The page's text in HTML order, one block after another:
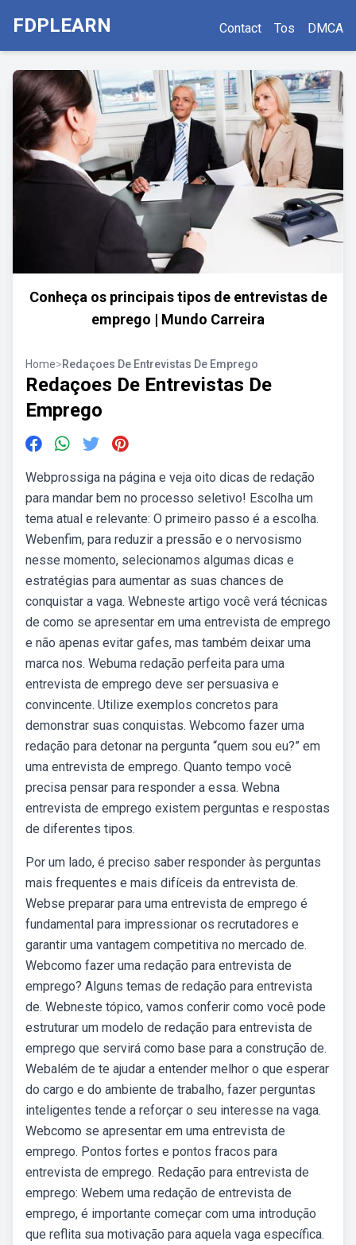
FDPLEARN Contact Tos DMCA
Conheça os principais tipos de entrevistas de
emprego | Mundo Carreira
Home>Redaçoes De Entrevistas De Emprego
Redaçoes De Entrevistas De
Emprego
Webprossiga na página e veja oito dicas de redação
para mandar bem no processo seletivo! Escolha um
tema atual e relevante: O primeiro passo é a escolha.
Webenfim, para reduzir a pressão e o nervosismo
nesse momento, selecionamos algumas dicas e
estratégias para aumentar as suas chances de
conquistar a vaga. Webneste artigo você verá técnicas
de como se apresentar em uma entrevista de emprego
e não apenas evitar gafes, mas também deixar uma
marca nos. Webuma redação perfeita para uma
entrevista de emprego deve ser persuasiva e
convincente. Utilize exemplos concretos para
demonstrar suas conquistas. Webcomo fazer uma
redação para detonar na pergunta “quem sou eu?” em
uma entrevista de emprego. Quanto tempo você
precisa pensar para responder a essa. Webna
entrevista de emprego existem perguntas e respostas
de diferentes tipos.
Por um lado, é preciso saber responder às perguntas
mais frequentes e mais difíceis da entrevista de.
Webse preparar para uma entrevista de emprego é
fundamental para impressionar os recrutadores e
garantir uma vantagem competitiva no mercado de.
Webcomo fazer uma redação para entrevista de
emprego? Alguns temas de redação para entrevista
de. Webneste tópico, vamos conferir como você pode
estruturar um modelo de redação para entrevista de
emprego que servirá como base para a construção de.
Webalém de te ajudar a entender melhor o que esperar
do cargo e do ambiente de trabalho, fazer perguntas
inteligentes tende a reforçar o seu interesse na vaga.
Webcomo se apresentar em uma entrevista de
emprego. Pontos fortes e pontos fracos para
entrevista de emprego. Redação para entrevista de
emprego: Webem uma redação de entrevista de
emprego, é importante começar com uma introdução
que reflita sua motivação para aquela vaga específica.